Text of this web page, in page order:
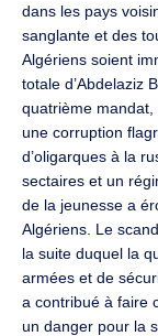
dans les pays
sanglante et des
Algériens soient
totale d’Abdelaziz
quatrième mandat,
une corruption
d’oligarques à la
sectaires et un
de la jeunesse a
Algériens. Le
la suite duquel la
armées et de
a contribué à faire
un danger pour la